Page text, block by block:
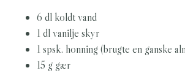
6 dl koldt vand
1 dl vanilje skyr
1 spsk. honning (brugte en ganske
15 g gær